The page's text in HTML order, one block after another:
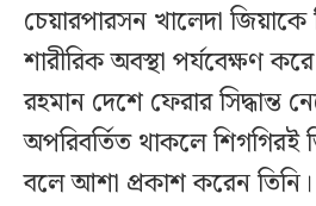
চেয়ারপারসন খালেদা
শারীরিক অবস্থা পর্যবেক্ষণ
রহমান দেশে ফেরার সিদ্ধান্ত
অপরিবর্তিত থাকলে শিগগিরই
বলে আশা প্রকাশ করেন তিনি।